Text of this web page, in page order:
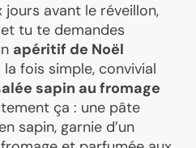
jours avant le réveillon,
tu te demandes
apéritif de Noël
fois simple, convivial
sapin au fromage
ça : une pâte
sapin, garnie d’un